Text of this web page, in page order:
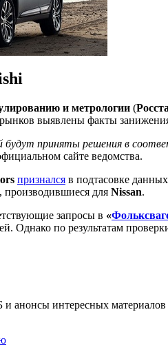
и метрологии (
выявлены факты
будут приняты решения в
сайте ведомства.
признался в подтасовке
для Nissan.
запросы в «
Однако по результатам
анонсы интересных